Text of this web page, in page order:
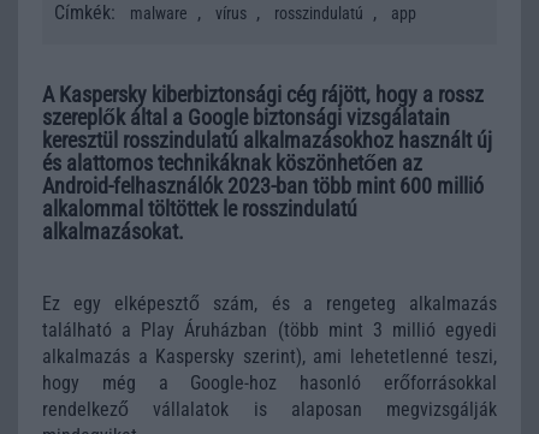
Címkék:
malware , vírus , rosszindulatú , app
A Kaspersky kiberbiztonsági cég rájött, hogy a rossz
szereplők által a Google biztonsági vizsgálatain
keresztül rosszindulatú alkalmazásokhoz használt új
és alattomos technikáknak köszönhetően az
Android-felhasználók 2023-ban több mint 600 millió
alkalommal töltöttek le rosszindulatú
alkalmazásokat.
Ez egy elképesztő szám, és a rengeteg alkalmazás
található a Play Áruházban (több mint 3 millió egyedi
alkalmazás a Kaspersky szerint), ami lehetetlenné teszi,
hogy még a Google-hoz hasonló erőforrásokkal
rendelkező vállalatok is alaposan megvizsgálják